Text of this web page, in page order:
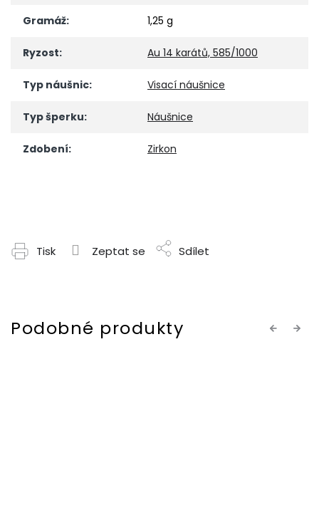
Gramáž: 1,25 g
Ryzost: Au 14 karátů, 585/1000
Typ náušnic: Visací náušnice
Typ šperku: Náušnice
Zdobení: Zirkon
Tisk Zeptat se Sdílet
Previous
Next